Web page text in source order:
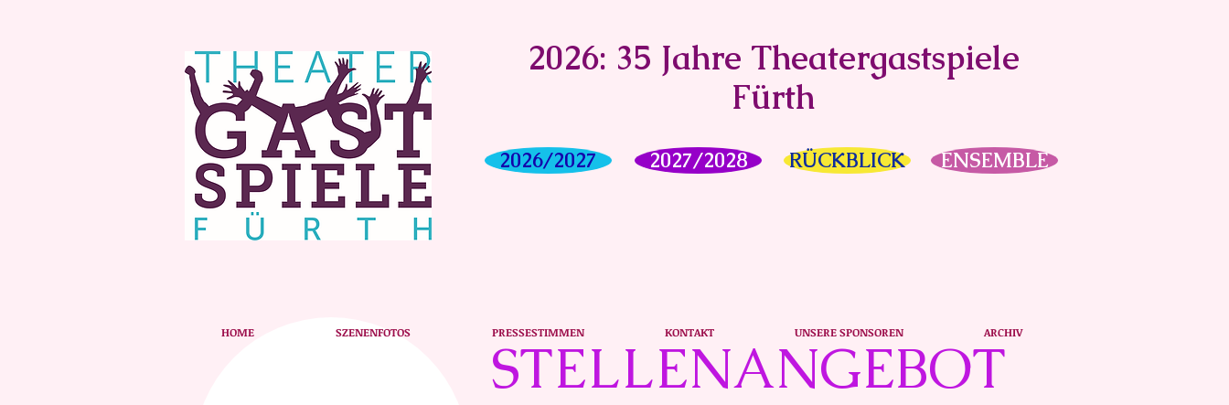
2026: 35 Jahre Theatergastspiele
Fürth
2026/2027 2027/2028 RÜCKBLICK ENSEMBLE
STELLENANGEBOT
HOME SZENENFOTOS PRESSESTIMMEN KONTAKT UNSERE SPONSOREN ARCHIV